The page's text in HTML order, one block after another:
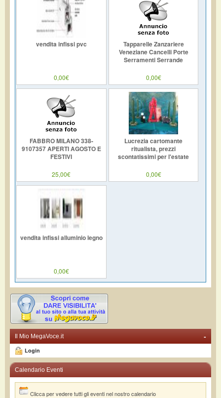
vendita infissi pvc
0,00€
Tapparelle Zanzariere
Veneziane Cancelli Porte
Serramenti Serrande
0,00€
FABBRO MILANO 338-
9107357 APERTI AGOSTO E
FESTIVI
25,00€
Lucrezia cartomante
ritualista, prezzi
scontatissimi per l'estate
0,00€
vendita infissi alluminio legno
0,00€
-
Il Mio MegaVoce.it
Login
Calendario Eventi
Clicca per vedere tutti gli eventi nel nostro calendario